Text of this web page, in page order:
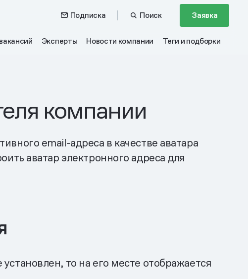
Подписка Поиск Заявка
Эксперты Новости компании Теги и подборки
компании
email-адреса в качестве аватара
аватар электронного адреса для
то на его месте отображается